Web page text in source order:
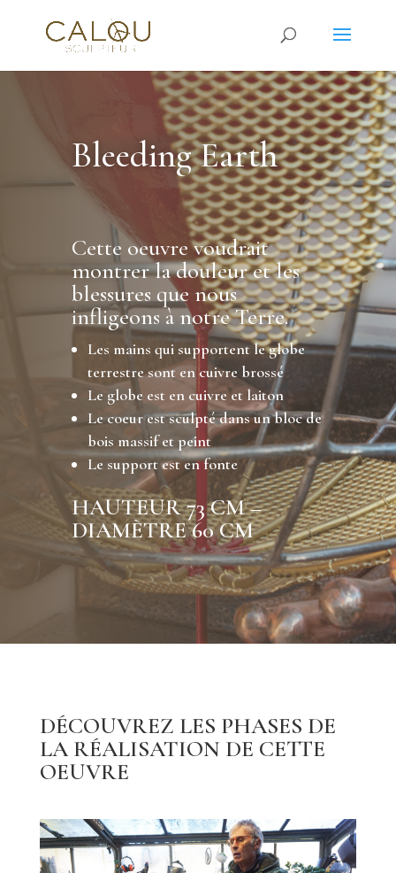
Bleeding Earth
Cette oeuvre voudrait
montrer la douleur et les
blessures que nous
infligeons à notre Terre.
Les mains qui supportent le globe
terrestre sont en cuivre brossé
Le globe est en cuivre et laiton
Le coeur est sculpté dans un bloc de
bois massif et peint
Le support est en fonte
HAUTEUR 73 CM –
DIAMÈTRE 60 CM
DÉCOUVREZ LES PHASES DE
LA RÉALISATION DE CETTE
OEUVRE